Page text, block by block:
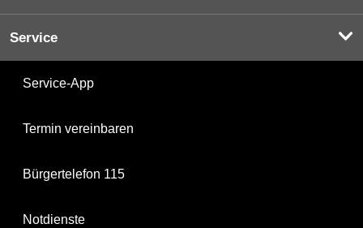
Service
Service-App
Termin vereinbaren
Bürgertelefon 115
Notdienste